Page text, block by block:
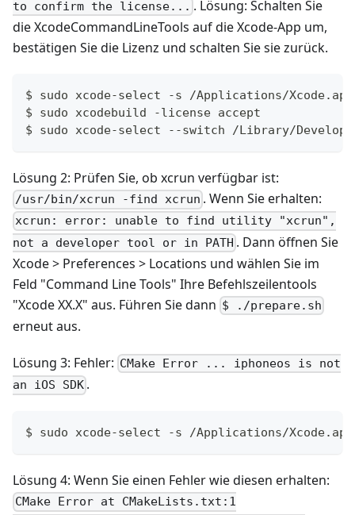
to confirm the license... . Lösung: Schalten Sie
die XcodeCommandLineTools auf die Xcode‑App um,
bestätigen Sie die Lizenz und schalten Sie sie zurück.
$ sudo xcode-select -s /Applications/
$ sudo xcodebuild -license accept
$ sudo xcode-select --switch /Library/Developer/
Lösung 2: Prüfen Sie, ob xcrun verfügbar ist:
/usr/bin/xcrun -find xcrun . Wenn Sie erhalten:
xcrun: error: unable to find utility "xcrun",
not a developer tool or in PATH . Dann öffnen Sie
Xcode > Preferences > Locations und wählen Sie im
Feld "Command Line Tools" Ihre Befehlszeilentools
"Xcode XX.X" aus. Führen Sie dann $ ./prepare.sh
erneut aus.
Lösung 3: Fehler: CMake Error ... iphoneos is not
an iOS SDK .
$ sudo xcode-select -s /Applications/
Lösung 4: Wenn Sie einen Fehler wie diesen erhalten:
CMake Error at CMakeLists.txt:1